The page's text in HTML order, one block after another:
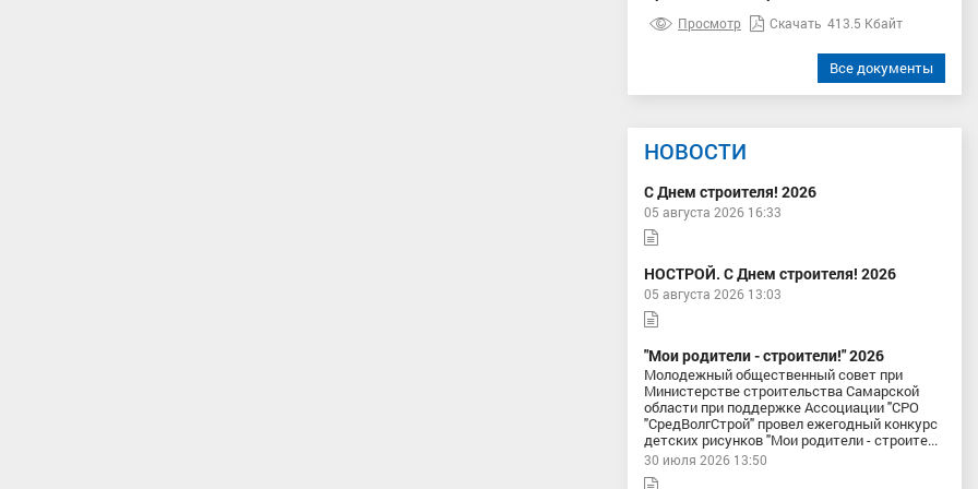
Просмотр Скачать 413.5 Кбайт
Все документы
НОВОСТИ
С Днем строителя! 2026
05 августа 2026 16:33
НОСТРОЙ. С Днем строителя! 2026
05 августа 2026 13:03
"Мои родители - строители!" 2026
Молодежный общественный совет при
Министерстве строительства Самарской
области при поддержке Ассоциации "СРО
"СредВолгСтрой" провел ежегодный конкурс
детских рисунков "Мои родители - строите...
30 июля 2026 13:50